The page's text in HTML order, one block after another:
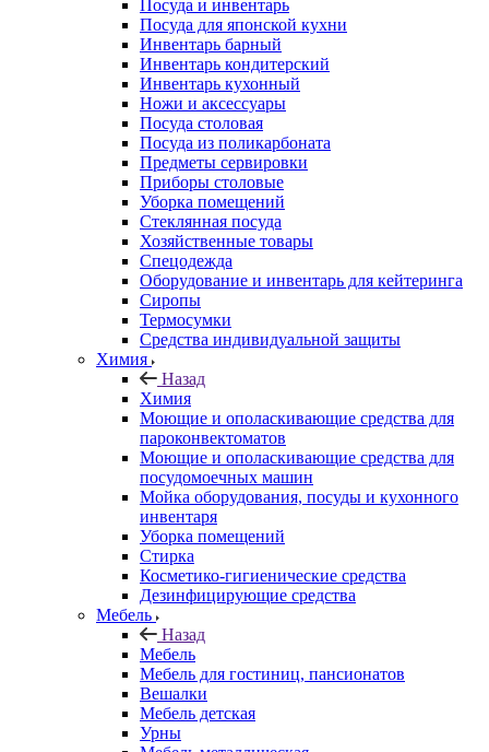
Посуда и инвентарь
Посуда для японской кухни
Инвентарь барный
Инвентарь кондитерский
Инвентарь кухонный
Ножи и аксессуары
Посуда столовая
Посуда из поликарбоната
Предметы сервировки
Приборы столовые
Уборка помещений
Стеклянная посуда
Хозяйственные товары
Спецодежда
Оборудование и инвентарь для кейтеринга
Сиропы
Термосумки
Средства индивидуальной защиты
Химия
Назад
Химия
Моющие и ополаскивающие средства для
пароконвектоматов
Моющие и ополаскивающие средства для
посудомоечных машин
Мойка оборудования, посуды и кухонного
инвентаря
Уборка помещений
Стирка
Косметико-гигиенические средства
Дезинфицирующие средства
Мебель
Назад
Мебель
Мебель для гостиниц, пансионатов
Вешалки
Мебель детская
Урны